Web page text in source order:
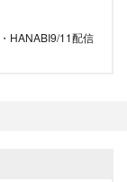
HANABI9/11配信